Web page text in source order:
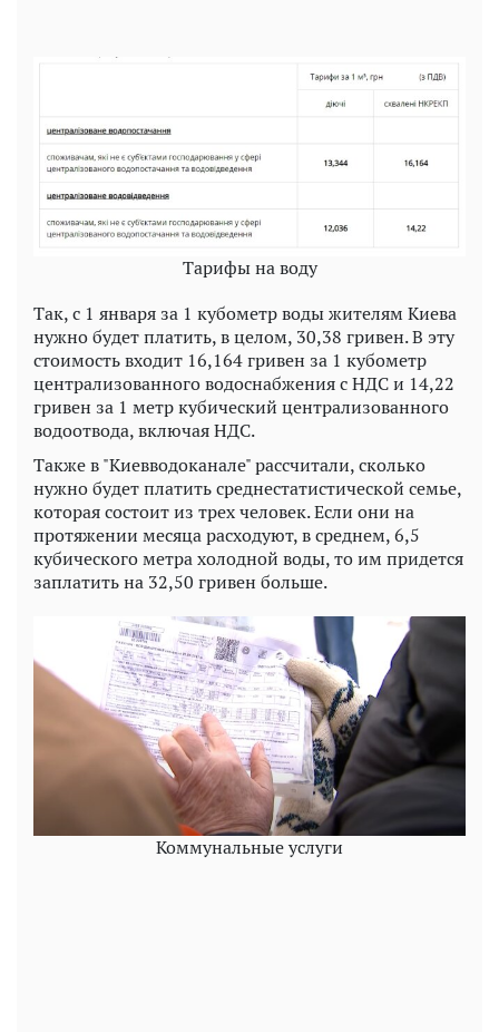
Тарифы на воду
Так, с 1 января за 1 кубометр воды жителям Киева
нужно будет платить, в целом, 30,38 гривен. В эту
стоимость входит 16,164 гривен за 1 кубометр
централизованного водоснабжения с НДС и 14,22
гривен за 1 метр кубический централизованного
водоотвода, включая НДС.
Также в "Киевводоканале" рассчитали, сколько
нужно будет платить среднестатистической семье,
которая состоит из трех человек. Если они на
протяжении месяца расходуют, в среднем, 6,5
кубического метра холодной воды, то им придется
заплатить на 32,50 гривен больше.
Коммунальные услуги